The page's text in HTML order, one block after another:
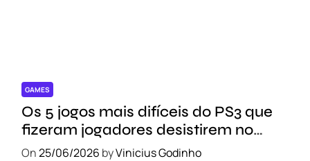
GAMES
Os 5 jogos mais difíceis do PS3 que
fizeram jogadores desistirem no
meio do caminho
On25/06/2026 byVinicius Godinho